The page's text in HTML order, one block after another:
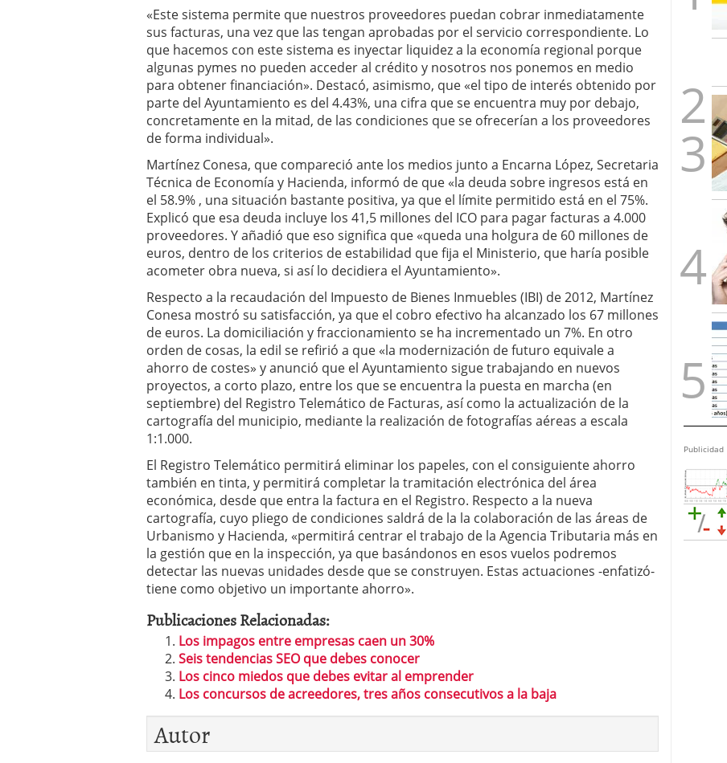
«Este sistema permite que nuestros proveedores puedan cobrar inmediatamente
sus facturas, una vez que las tengan aprobadas por el servicio correspondiente. Lo
que hacemos con este sistema es inyectar liquidez a la economía regional porque
algunas pymes no pueden acceder al crédito y nosotros nos ponemos en medio
para obtener financiación». Destacó, asimismo, que «el tipo de interés obtenido por
parte del Ayuntamiento es del 4.43%, una cifra que se encuentra muy por debajo,
concretamente en la mitad, de las condiciones que se ofrecerían a los proveedores
de forma individual».
Martínez Conesa, que compareció ante los medios junto a Encarna López, Secretaria
Técnica de Economía y Hacienda, informó de que «la deuda sobre ingresos está en
el 58.9% , una situación bastante positiva, ya que el límite permitido está en el 75%.
Explicó que esa deuda incluye los 41,5 millones del ICO para pagar facturas a 4.000
proveedores. Y añadió que eso significa que «queda una holgura de 60 millones de
euros, dentro de los criterios de estabilidad que fija el Ministerio, que haría posible
acometer obra nueva, si así lo decidiera el Ayuntamiento».
Respecto a la recaudación del Impuesto de Bienes Inmuebles (IBI) de 2012, Martínez
Conesa mostró su satisfacción, ya que el cobro efectivo ha alcanzado los 67 millones
de euros. La domiciliación y fraccionamiento se ha incrementado un 7%. En otro
orden de cosas, la edil se refirió a que «la modernización de futuro equivale a
ahorro de costes» y anunció que el Ayuntamiento sigue trabajando en nuevos
proyectos, a corto plazo, entre los que se encuentra la puesta en marcha (en
septiembre) del Registro Telemático de Facturas, así como la actualización de la
cartografía del municipio, mediante la realización de fotografías aéreas a escala
1:1.000.
El Registro Telemático permitirá eliminar los papeles, con el consiguiente ahorro
también en tinta, y permitirá completar la tramitación electrónica del área
económica, desde que entra la factura en el Registro. Respecto a la nueva
cartografía, cuyo pliego de condiciones saldrá de la la colaboración de las áreas de
Urbanismo y Hacienda, «permitirá centrar el trabajo de la Agencia Tributaria más en
la gestión que en la inspección, ya que basándonos en esos vuelos podremos
detectar las nuevas unidades desde que se construyen. Estas actuaciones -enfatizó-
tiene como objetivo un importante ahorro».
Publicaciones Relacionadas:
Los impagos entre empresas caen un 30%
Seis tendencias SEO que debes conocer
Los cinco miedos que debes evitar al emprender
Los concursos de acreedores, tres años consecutivos a la baja
Autor
Publicidad